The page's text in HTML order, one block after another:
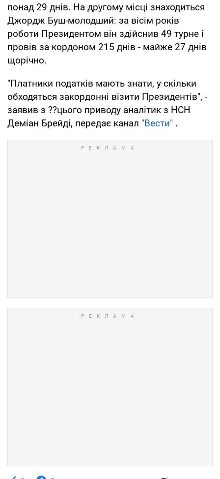
понад 29 днів. На другому місці знаходиться
Джордж Буш-молодший: за вісім років
роботи Президентом він здійснив 49 турне і
провів за кордоном 215 днів - майже 27 днів
щорічно.
"Платники податків мають знати, у скільки
обходяться закордонні візити Президентів", -
заявив з ??цього приводу аналітик з НСН
Деміан Брейді, передає канал "Вести" .